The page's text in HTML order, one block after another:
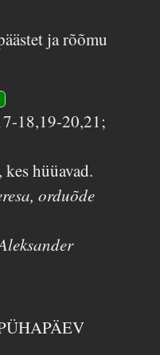
ja rõõmu
18,19-20,21;
hüüavad.
orduõde